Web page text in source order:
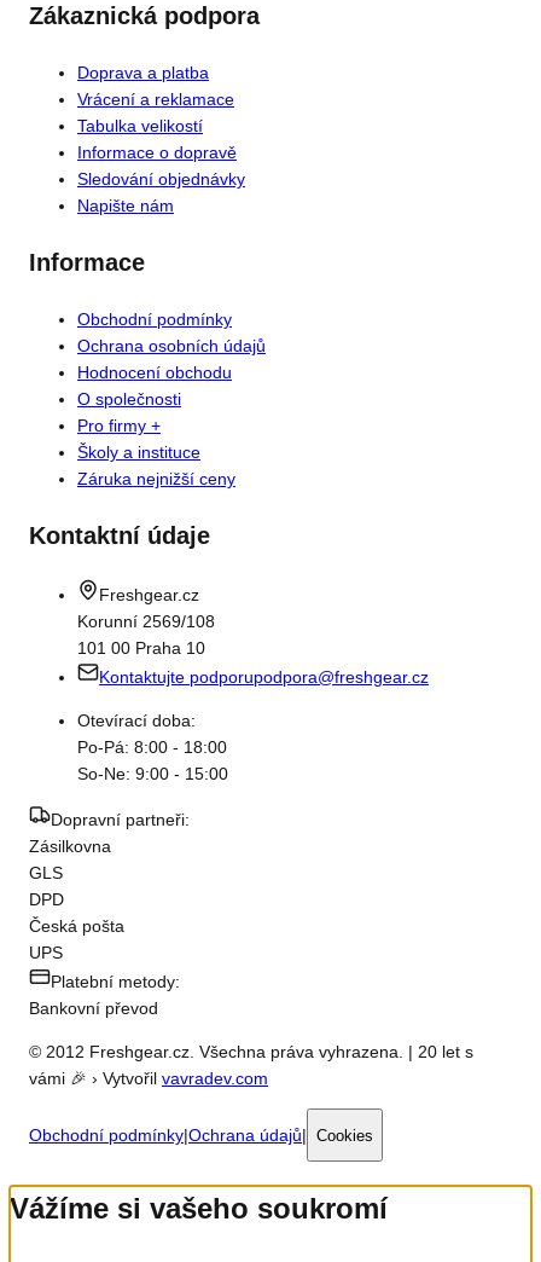
Zákaznická podpora
Doprava a platba
Vrácení a reklamace
Tabulka velikostí
Informace o dopravě
Sledování objednávky
Napište nám
Informace
Obchodní podmínky
Ochrana osobních údajů
Hodnocení obchodu
O společnosti
Pro firmy +
Školy a instituce
Záruka nejnižší ceny
Kontaktní údaje
Freshgear.cz
Korunní 2569/108
101 00 Praha 10
Kontaktujte podporupodpora@freshgear.cz
Otevírací doba:
Po-Pá: 8:00 - 18:00
So-Ne: 9:00 - 15:00
Dopravní partneři:
Zásilkovna
GLS
DPD
Česká pošta
UPS
Platební metody:
Bankovní převod
© 2012 Freshgear.cz. Všechna práva vyhrazena. | 20 let s
vámi 🎉 › Vytvořil vavradev.com
Obchodní podmínky|Ochrana údajů| Cookies
Vážíme si vašeho soukromí